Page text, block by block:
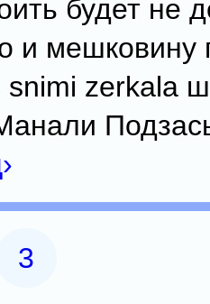
будет не
и мешковину
snimi zerkala
3